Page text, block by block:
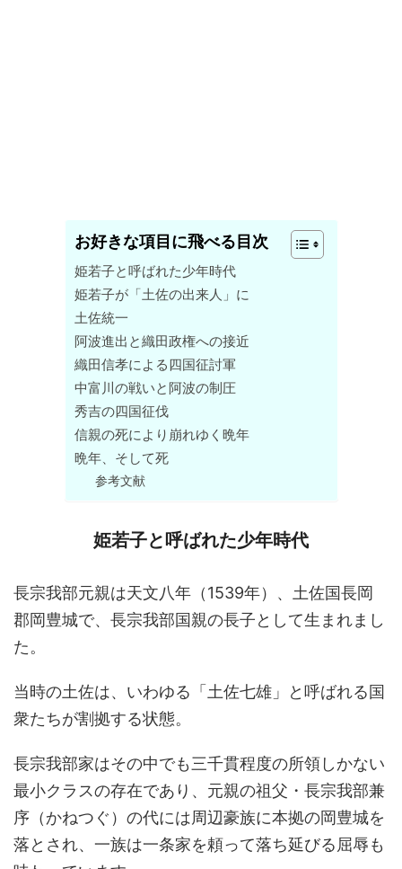
お好きな項目に飛べる目次
姫若子と呼ばれた少年時代
姫若子が「土佐の出来人」に
土佐統一
阿波進出と織田政権への接近
織田信孝による四国征討軍
中富川の戦いと阿波の制圧
秀吉の四国征伐
信親の死により崩れゆく晩年
晩年、そして死
参考文献
姫若子と呼ばれた少年時代
長宗我部元親は天文八年（1539年）、土佐国長岡
郡岡豊城で、長宗我部国親の長子として生まれまし
た。
当時の土佐は、いわゆる「土佐七雄」と呼ばれる国
衆たちが割拠する状態。
長宗我部家はその中でも三千貫程度の所領しかない
最小クラスの存在であり、元親の祖父・長宗我部兼
序（かねつぐ）の代には周辺豪族に本拠の岡豊城を
落とされ、一族は一条家を頼って落ち延びる屈辱も